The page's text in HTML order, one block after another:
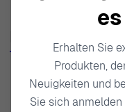
Komfort und Stil
Details und
Accessoires hervor
modernen Frau in
das Engagement
hochwertiger
EAN
Erhalten Sie
Produkten,
Neuigkeiten und
Sie sich